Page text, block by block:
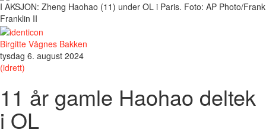
I AKSJON: Zheng Haohao (11) under OL i Paris. Foto: AP Photo/Frank
Franklin II
Birgitte Vågnes Bakken
tysdag 6. august 2024
(idrett)
11 år gamle Haohao deltek
i OL